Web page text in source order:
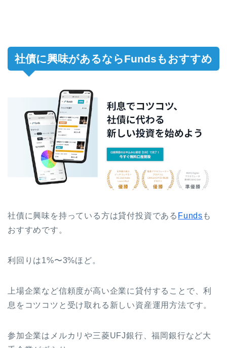
社債に興味があるならFundsもおすすめ
社債に興味を持っている方は貸付投資である Funds も
おすすめです。
利回りは1%〜3%ほど。
上場企業など信頼度が高い企業に貸付することで、利
息をコツコツと受け取れる新しい資産運用方法です。
参加企業はメルカリや三菱UFJ銀行、福岡銀行など大